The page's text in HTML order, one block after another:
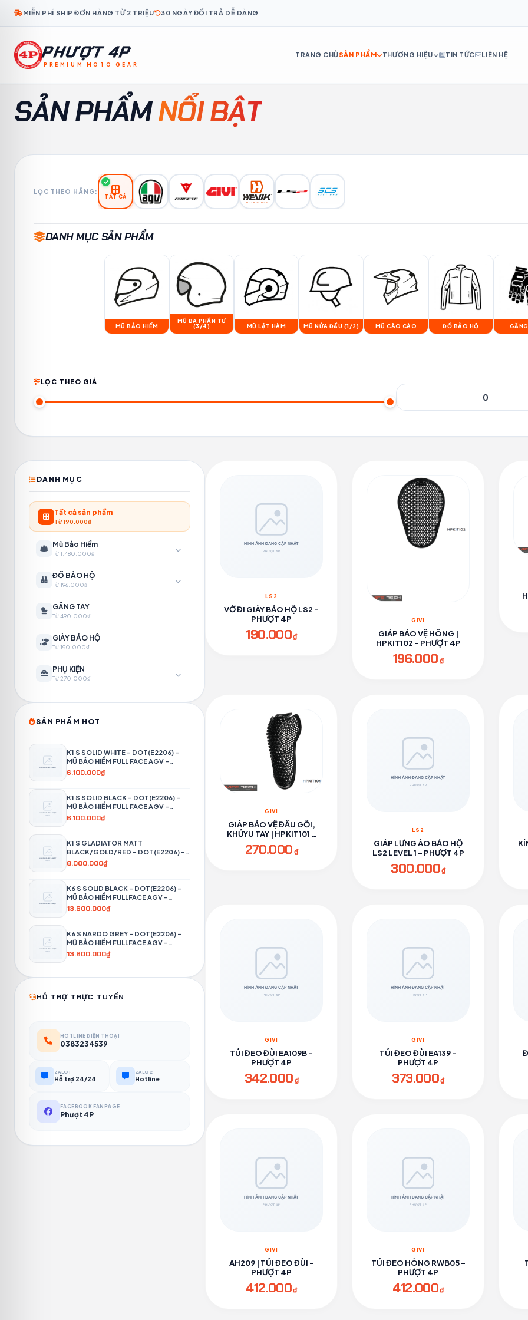
MIỄN PHÍ SHIP ĐƠN HÀNG TỪ 2 TRIỆU 30 NGÀY ĐỔI TRẢ DỄ DÀNG
PHƯỢT 4P
PREMIUM MOTO GEAR
TRANG CHỦSẢN PHẨM THƯƠNG HIỆU TIN TỨC LIÊN HỆ
SẢN PHẨMNỔI BẬT
LỌC THEO HÃNG:
TẤT CẢ
DANH MỤC SẢN PHẨM
MŨ BẢO HIỂM
MŨ BA PHẦN TƯ
(3/4)
MŨ LẬT HÀM MŨ NỬA ĐẦU (1/2) MŨ CÀO CÀO ĐỒ BẢO HỘ
LỌC THEO GIÁ
DANH MỤC
Tất cả sản phẩm
Từ 190.000₫
Mũ Bảo Hiểm
Từ 1.480.000₫
ĐỒ BẢO HỘ
Từ 196.000₫
GĂNG TAY
Từ 490.000₫
GIÀY BẢO HỘ
Từ 190.000₫
PHỤ KIỆN
Từ 270.000₫
SẢN PHẨM HOT
K1 S SOLID WHITE – DOT(E2206) –
MŨ BẢO HIỂM FULL FACE AGV -
PHƯỢT 4P
6.100.000₫
K1 S SOLID BLACK – DOT(E2206) –
MŨ BẢO HIỂM FULL FACE AGV -
PHƯỢT 4P
6.100.000₫
K1 S GLADIATOR MATT
BLACK/GOLD/RED – DOT(E2206) –
MŨ BẢO HIỂM FULL FACE AGV -
8.000.000₫
K6 S SOLID BLACK – DOT(E2206) –
MŨ BẢO HIỂM FULLFACE AGV -
PHƯỢT 4P
13.600.000₫
K6 S NARDO GREY – DOT(E2206) –
MŨ BẢO HIỂM FULLFACE AGV -
PHƯỢT 4P
13.600.000₫
HỖ TRỢ TRỰC TUYẾN
HOTLINE ĐIỆN THOẠI
0383234539
ZALO 1
Hỗ trợ 24/24
ZALO 2
Hotline
FACEBOOK FANPAGE
Phượt 4P
LS2
VỚ ĐI GIÀY BẢO HỘ LS2 -
PHƯỢT 4P
190.000₫
GIVI
GIÁP BẢO VỆ HÔNG |
HPKIT102 - PHƯỢT 4P
196.000₫
GIVI
GIÁP BẢO VỆ ĐẦU GỐI,
KHỦYU TAY | HPKIT101 -
PHƯỢT 4P
270.000₫
LS2
GIÁP LƯNG ÁO BẢO HỘ
LS2 LEVEL 1 - PHƯỢT 4P
300.000₫
GIVI
TÚI ĐEO ĐÙI EA109B -
PHƯỢT 4P
342.000₫
GIVI
TÚI ĐEO ĐÙI EA139 -
PHƯỢT 4P
373.000₫
GIVI
AH209 | TÚI ĐEO ĐÙI -
PHƯỢT 4P
412.000₫
GIVI
TÚI ĐEO HÔNG RWB05 -
PHƯỢT 4P
412.000₫